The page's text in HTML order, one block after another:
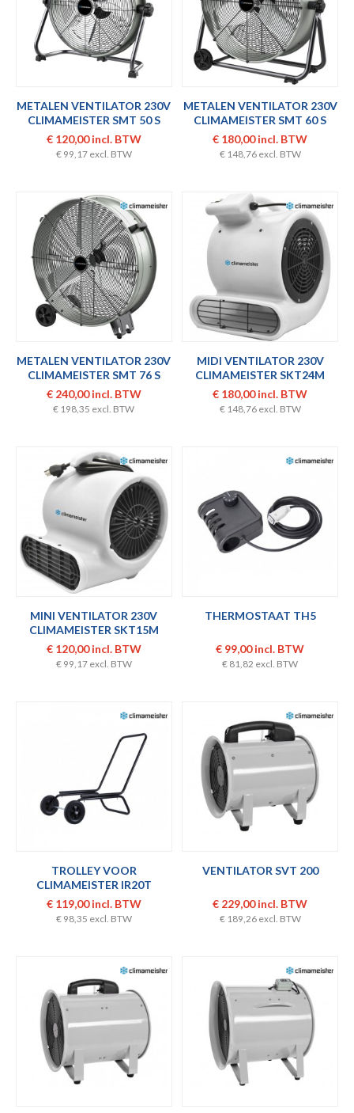
METALEN VENTILATOR 230V
CLIMAMEISTER SMT 50 S
€ 120,00 incl. BTW
€ 99,17 excl. BTW
METALEN VENTILATOR 230V
CLIMAMEISTER SMT 60 S
€ 180,00 incl. BTW
€ 148,76 excl. BTW
METALEN VENTILATOR 230V
CLIMAMEISTER SMT 76 S
€ 240,00 incl. BTW
€ 198,35 excl. BTW
MIDI VENTILATOR 230V
CLIMAMEISTER SKT24M
€ 180,00 incl. BTW
€ 148,76 excl. BTW
MINI VENTILATOR 230V
CLIMAMEISTER SKT15M
€ 120,00 incl. BTW
€ 99,17 excl. BTW
THERMOSTAAT TH5
€ 99,00 incl. BTW
€ 81,82 excl. BTW
TROLLEY VOOR
CLIMAMEISTER IR20T
€ 119,00 incl. BTW
€ 98,35 excl. BTW
VENTILATOR SVT 200
€ 229,00 incl. BTW
€ 189,26 excl. BTW